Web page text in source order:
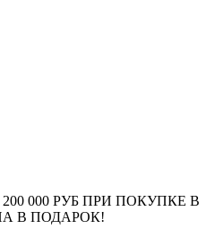
000 РУБ ПРИ ПОКУПКЕ В
В ПОДАРОК!